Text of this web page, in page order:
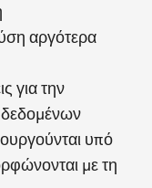
αργότερα
για την
δεδομένων
υπό
με τη